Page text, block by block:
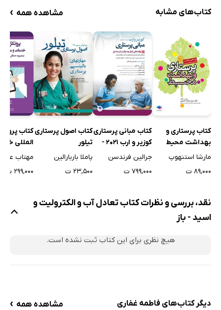
کتاب‌های مشابه مشاهده همه ›
کتاب پرستاری و
بهداشت محیط
لنکستر
مارشا استنهوپ
۸۹,۰۰۰ ت
کتاب مبانی پرستاری
کوزیر و ارب 2021 -
جلد هشتم
جرالین فرندسن
۷۹۹,۰۰۰ ت
کتاب اصول پرستاری
تیلور
پاملا باربارالین
۲۳,۵۰۰ ت
کتاب
المللی
مهتاب
۲۹۹,۰۰۰ ت
نقد، بررسی و نظرات کتاب تعادل آب و الکترولیت و
اسید - باز
هیچ نظری برای این کتاب ثبت نشده است.
دیگر کتاب‌های فاطمه غفاری مشاهده همه ›